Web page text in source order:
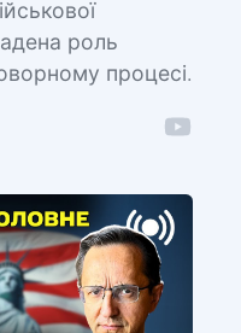
роль
процесі.